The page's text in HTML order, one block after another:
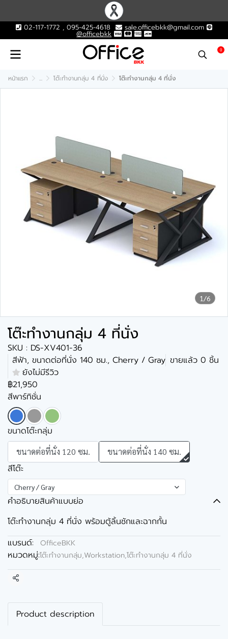
02-117-1772 , 095-425-4618 sale.officebkk@gmail.com
@officebkk
0
หน้าแรก ... โต๊ะทำงานกลุ่ม 4 ที่นั่ง โต๊ะทำงานกลุ่ม 4 ที่นั่ง
1/6
โต๊ะทำงานกลุ่ม 4 ที่นั่ง
SKU : DS-XV401-36
สีฟ้า, ขนาดต่อที่นั่ง 140 ซม., Cherry / Gray ขายแล้ว 0 ชิ้น
ยังไม่มีรีวิว
฿21,950
สีพาร์ทิชั่น
ขนาดโต๊ะกลุ่ม
ขนาดต่อที่นั่ง 120 ซม. ขนาดต่อที่นั่ง 140 ซม.
สีโต๊ะ
Cherry / Gray
คำอธิบายสินค้าแบบย่อ
โต๊ะทำงานกลุ่ม 4 ที่นั่ง พร้อมตู้ลิ้นชักและฉากกั้น
แบรนด์:
OfficeBKK
หมวดหมู่:โต๊ะทำงานกลุ่ม,Workstation,โต๊ะทำงานกลุ่ม 4 ที่นั่ง
แชร์
Product description